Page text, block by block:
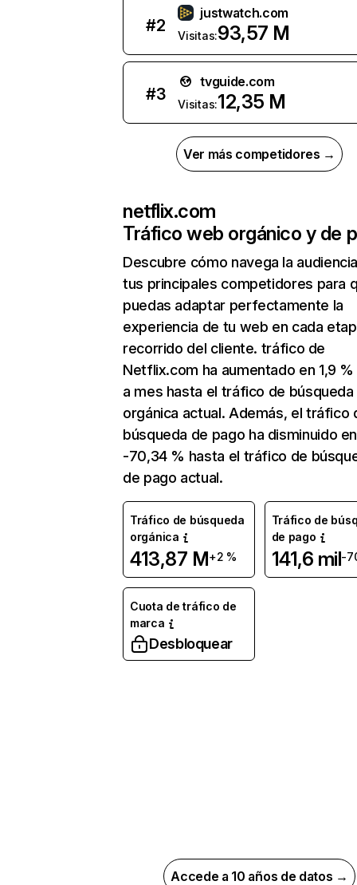
#2
justwatch.com
Visitas:93,57 M
#3
tvguide.com
Visitas:12,35 M
Ver más competidores →
netflix.com
Tráfico web orgánico y de
Descubre cómo navega la
tus principales competidores para
puedas adaptar perfectamente la
experiencia de tu web en cada
recorrido del cliente. tráfico de
Netflix.com ha aumentado en 1,9
a mes hasta el tráfico de búsqueda
orgánica actual. Además, el tráfico
búsqueda de pago ha disminuido en
-70,34 % hasta el tráfico de
de pago actual.
Tráfico de búsqueda
orgánica
413,87 M+2 %
Tráfico de
de pago
141,6 mil-
Cuota de tráfico de
marca
Desbloquear
Accede a 10 años de datos →